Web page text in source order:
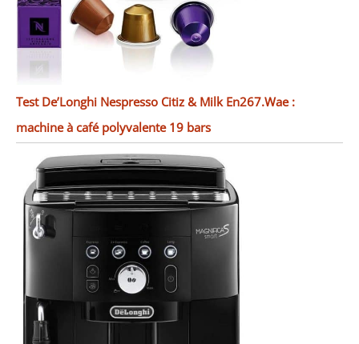
Test De’Longhi Nespresso Citiz & Milk En267.Wae :
machine à café polyvalente 19 bars